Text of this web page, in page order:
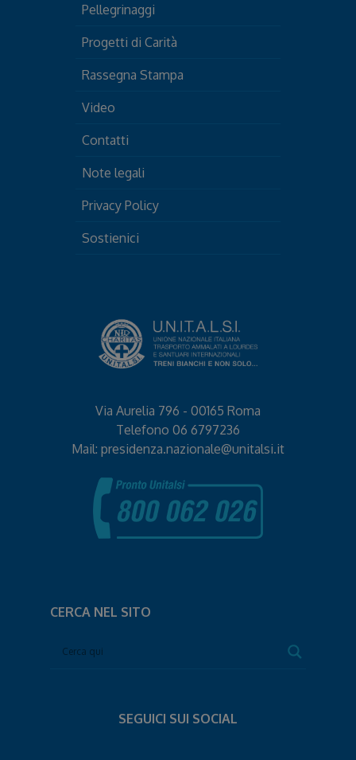
Pellegrinaggi
Progetti di Carità
Rassegna Stampa
Video
Contatti
Note legali
Privacy Policy
Sostienici
Via Aurelia 796 - 00165 Roma
Telefono 06 6797236
Mail: presidenza.nazionale@unitalsi.it
CERCA NEL SITO
SEGUICI SUI SOCIAL